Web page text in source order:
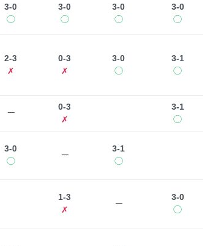
3-0
◯
3-0
◯
3-0
◯
3-0
◯
2-3
✗
0-3
✗
3-0
◯
3-1
◯
ー
0-3
✗
3-1
◯
3-0
◯
ー
3-1
◯
1-3
✗
ー
3-0
◯